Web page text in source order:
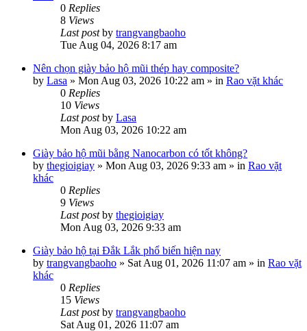
0 Replies
8 Views
Last postby trangvangbaoho
Tue Aug 04, 2026 8:17 am
Nên chọn giày bảo hộ mũi thép hay composite?
by Lasa » Mon Aug 03, 2026 10:22 am » in Rao vặt khác
0 Replies
10 Views
Last postby Lasa
Mon Aug 03, 2026 10:22 am
Giày bảo hộ mũi bằng Nanocarbon có tốt không?
by thegioigiay » Mon Aug 03, 2026 9:33 am » in Rao vặt
khác
0 Replies
9 Views
Last postby thegioigiay
Mon Aug 03, 2026 9:33 am
Giày bảo hộ tại Đắk Lắk phổ biến hiện nay
by trangvangbaoho » Sat Aug 01, 2026 11:07 am » in Rao vặt
khác
0 Replies
15 Views
Last postby trangvangbaoho
Sat Aug 01, 2026 11:07 am